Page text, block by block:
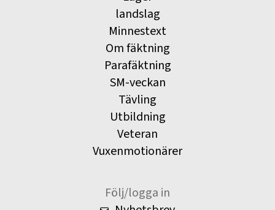
landslag
Minnestext
Om fäktning
Parafäktning
SM-veckan
Tävling
Utbildning
Veteran
Vuxenmotionärer
Följ/logga in